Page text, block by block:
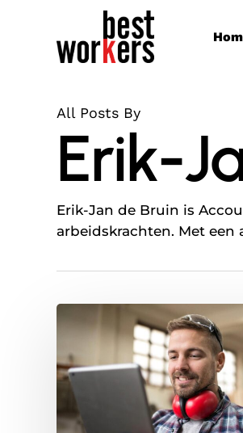
All Posts By
Erik-
Erik-Jan de Bruin is
arbeidskrachten. Met
Waarom
vaste
aanspreekpunten
het
verschil
maken